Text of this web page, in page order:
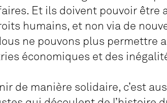
Et ils doivent pouvoir
humains, et non via de
ne pouvons plus permettre
économiques et des
de manière solidaire, c’est